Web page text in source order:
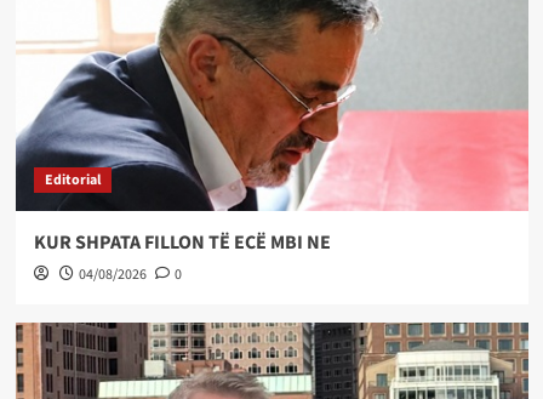
Editorial
KUR SHPATA FILLON TË ECË MBI NE
04/08/2026 0